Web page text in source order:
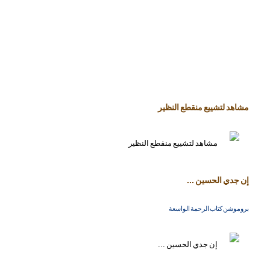
مشاهد لتشييع منقطع النظير
إن جدي الحسين ...
بروموشن كتاب الرحمة الواسعة